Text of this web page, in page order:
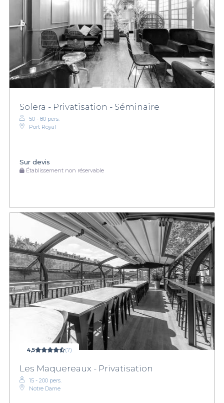
Solera - Privatisation - Séminaire
50 - 80 pers.
Port Royal
Sur devis
Établissement non réservable
4,5 (7)
Les Maquereaux - Privatisation
15 - 200 pers.
Notre Dame